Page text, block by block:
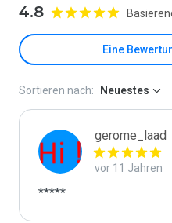
4.8
Eine
Sortieren nach: Neuestes
gerome_laad
vor 11 Jahren
*****